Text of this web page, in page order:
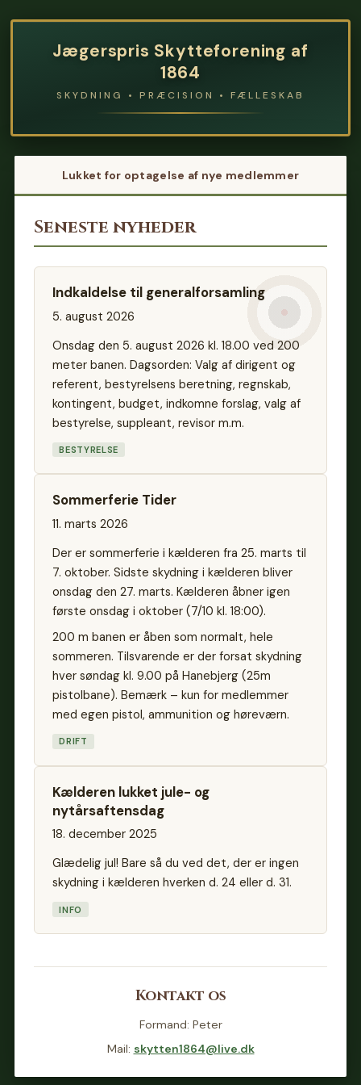
Jægerspris Skytteforening af
1864
SKYDNING • PRÆCISION • FÆLLESKAB
Lukket for optagelse af nye medlemmer
Seneste nyheder
Indkaldelse til generalforsamling
5. august 2026
Onsdag den 5. august 2026 kl. 18.00 ved 200
meter banen. Dagsorden: Valg af dirigent og
referent, bestyrelsens beretning, regnskab,
kontingent, budget, indkomne forslag, valg af
bestyrelse, suppleant, revisor m.m.
BESTYRELSE
Sommerferie Tider
11. marts 2026
Der er sommerferie i kælderen fra 25. marts til
7. oktober. Sidste skydning i kælderen bliver
onsdag den 27. marts. Kælderen åbner igen
første onsdag i oktober (7/10 kl. 18:00).
200 m banen er åben som normalt, hele
sommeren. Tilsvarende er der forsat skydning
hver søndag kl. 9.00 på Hanebjerg (25m
pistolbane). Bemærk – kun for medlemmer
med egen pistol, ammunition og høreværn.
DRIFT
Kælderen lukket jule- og
nytårsaftensdag
18. december 2025
Glædelig jul! Bare så du ved det, der er ingen
skydning i kælderen hverken d. 24 eller d. 31.
INFO
Kontakt os
Formand: Peter
Mail: skytten1864@live.dk